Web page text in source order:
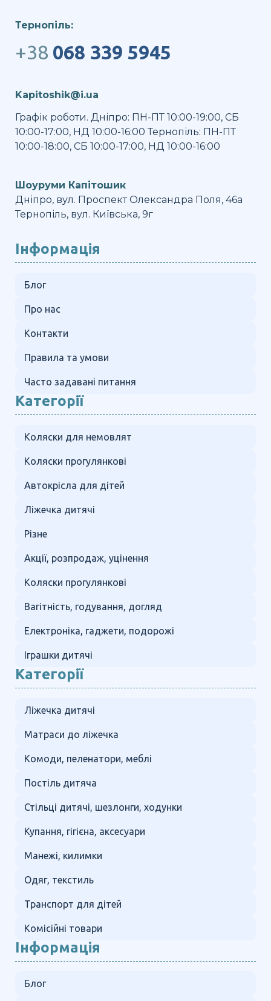
Тернопіль:
+38 068 339 5945
Kapitoshik@i.ua
Графік роботи. Дніпро: ПН-ПТ 10:00-19:00, СБ
10:00-17:00, НД 10:00-16:00 Тернопіль: ПН-ПТ
10:00-18:00, СБ 10:00-17:00, НД 10:00-16:00
Шоуруми Капітошик
Дніпро, вул. Проспект Олександра Поля, 46а
Тернопіль, вул. Київська, 9г
Інформація
Блог
Про нас
Контакти
Правила та умови
Часто задавані питання
Категорії
Коляски для немовлят
Коляски прогулянкові
Автокрісла для дітей
Ліжечка дитячі
Різне
Акції, розпродаж, уцінення
Коляски прогулянкові
Вагітність, годування, догляд
Електроніка, гаджети, подорожі
Іграшки дитячі
Категорії
Ліжечка дитячі
Матраси до ліжечка
Комоди, пеленатори, меблі
Постіль дитяча
Стільці дитячі, шезлонги, ходунки
Купання, гігієна, аксесуари
Манежі, килимки
Одяг, текстиль
Транспорт для дітей
Комісійні товари
Інформація
Блог